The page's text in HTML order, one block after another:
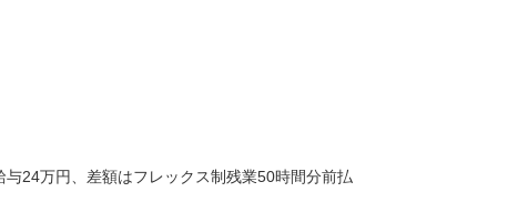
24万円、差額はフレックス制残業50時間分前払